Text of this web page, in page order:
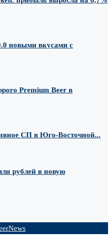
новыми вкусами с
Premium Beer в
СП в Юго-Восточной...
рублей в новую